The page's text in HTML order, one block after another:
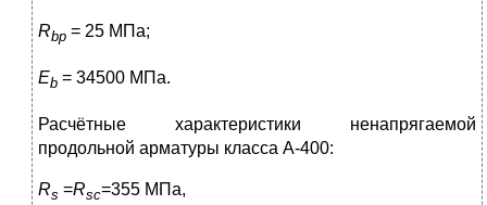
Rbp = 25 МПа;
Eb = 34500 МПа.
Расчётные характеристики ненапрягаемой
продольной арматуры класса А-400:
Rs =Rsc=355 МПа,